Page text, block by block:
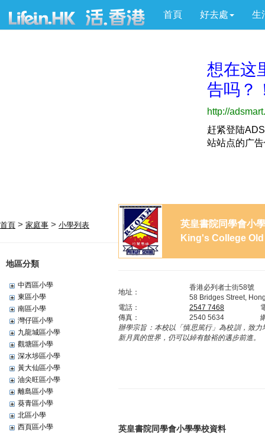
首頁 好去處 生
首頁 > 家庭事 > 小學列表
地區分類
中西區小學
東區小學
南區小學
灣仔區小學
九龍城區小學
觀塘區小學
深水埗區小學
黃大仙區小學
油尖旺區小學
離島區小學
葵青區小學
北區小學
西頁區小學
英皇書院同學會小學
King's College
地址：
香港必列者士街58號
58 Bridges Street,
電話：
2547 7468
傳真：
2540 5634
辦學宗旨： 本校以「慎思篤行」為校訓，致
新月異的世界，仍可以綽有餘裕的邁步前進。
英皇書院同學會小學學校資料